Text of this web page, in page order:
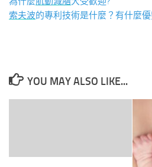
索夫波的專利技術是什麼？有什麼優
YOU MAY ALSO LIKE...